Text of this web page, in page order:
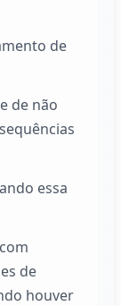
de
de não
essa
de
houver